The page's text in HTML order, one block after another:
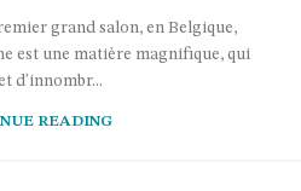
grand salon, en Belgique,
est une matière magnifique, qui
d'innombr...
READING